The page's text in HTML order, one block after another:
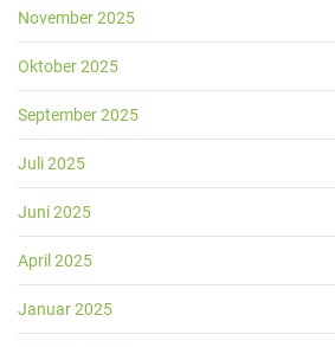
November 2025
Oktober 2025
September 2025
Juli 2025
Juni 2025
April 2025
Januar 2025